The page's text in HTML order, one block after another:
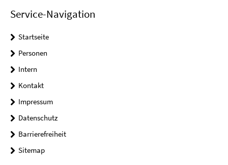
Service-Navigation
Startseite
Personen
Intern
Kontakt
Impressum
Datenschutz
Barrierefreiheit
Sitemap